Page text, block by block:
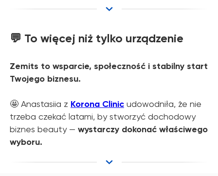
💬 To więcej niż tylko urządzenie
Zemits to wsparcie, społeczność i stabilny start
Twojego biznesu.
🤩 Anastasiia z Korona Clinic udowodniła, że nie
trzeba czekać latami, by stworzyć dochodowy
biznes beauty — wystarczy dokonać właściwego
wyboru.